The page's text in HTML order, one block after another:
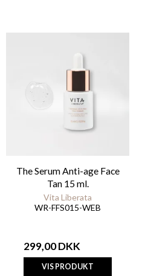
The Serum Anti-age Face
Tan 15 ml.
Vita Liberata
WR-FFS015-WEB
299,00 DKK
VIS PRODUKT